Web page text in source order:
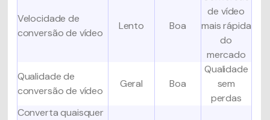
Velocidade de
conversão de vídeo
Lento Boa
de vídeo
mais rápida
do
mercado
Qualidade de
conversão de vídeo
Geral Boa
Qualidade
sem
perdas
Converta quaisquer